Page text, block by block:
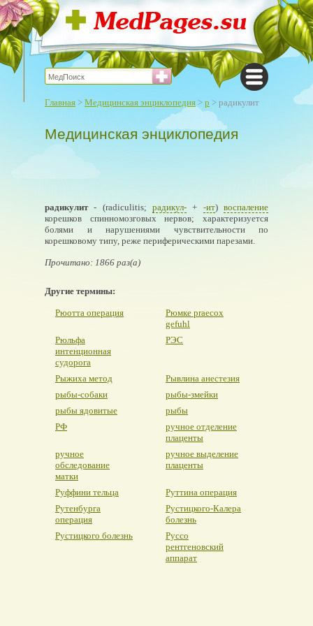
Главная > Медицинская энциклопедия > р > радикулит
Медицинская энциклопедия
радикулит- (radiculitis; радикул- + -ит)воспаление
корешков спинномозговых нервов; характеризуется
болями и нарушениями чувствительности по
корешковому типу, реже периферическими парезами.
Прочитано: 1866 раз(а)
Другие термины:
Рюотта операция
Рюмке praecox
gefuhl
Рюльфа
интенционная
судорога
РЭС
Рыжиха метод
Рывлина анестезия
рыбы-собаки
рыбы-змейки
рыбы ядовитые
рыбы
РФ
ручное отделение
плаценты
ручное
обследование
матки
ручное выделение
плаценты
Руффини тельца
Руттина операция
Рутенбурга
операция
Рустицкого-Калера
болезнь
Рустицкого болезнь
Руссо
рентгеновский
аппарат